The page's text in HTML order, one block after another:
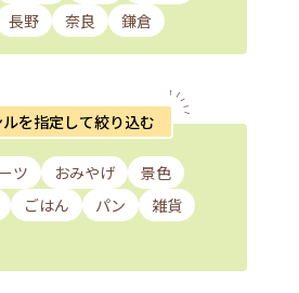
長野 奈良 鎌倉
ルを指定して絞り込む
ツ おみやげ
景色
ごはん パン
雑貨